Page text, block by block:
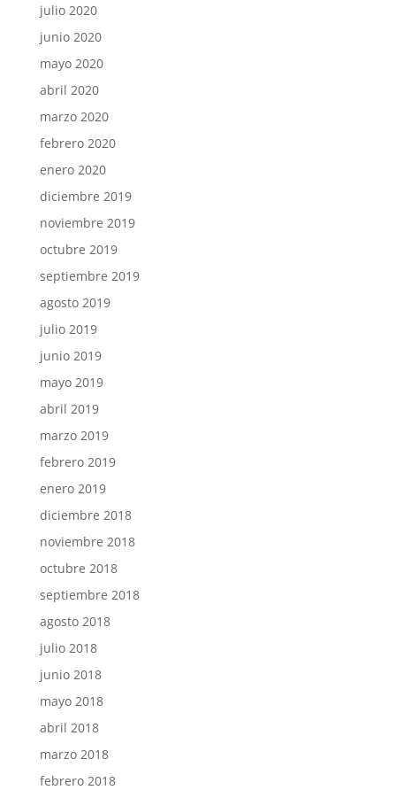
julio 2020
junio 2020
mayo 2020
abril 2020
marzo 2020
febrero 2020
enero 2020
diciembre 2019
noviembre 2019
octubre 2019
septiembre 2019
agosto 2019
julio 2019
junio 2019
mayo 2019
abril 2019
marzo 2019
febrero 2019
enero 2019
diciembre 2018
noviembre 2018
octubre 2018
septiembre 2018
agosto 2018
julio 2018
junio 2018
mayo 2018
abril 2018
marzo 2018
febrero 2018